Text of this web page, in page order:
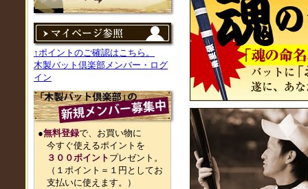
↑ポイントのご確認はこちら。
木製バット倶楽部メンバー・ログ
イン
●無料登録で、お買い物に
今すぐ使えるポイントを
３００ポイント プレゼント。
（１ポイント＝１円としてお
支払いに使えます。）